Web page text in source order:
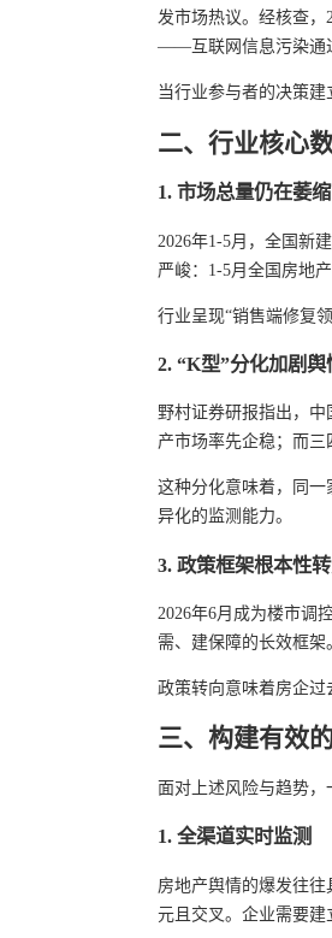
发市场热议。经核查，
——互联网信息污染通
当行业参与者的决策建
二、行业核心
1. 市场总量仍在萎缩
2026年1-5月，全国新
严峻：1-5月全国房地
行业呈现“销售端修复
2. “K型”分化加剧
野村证券研报指出，
产市场率先企稳；而三
这种分化意味着，同
异化的监测能力。
3. 政策框架根本性
2026年6月成为楼市调
需、建保障的长效框架
政策转向意味着房企过
三、构建有效
面对上述风险与趋势，
1. 全渠道实时监测
房地产舆情的爆发往
元且交叉。企业需要建